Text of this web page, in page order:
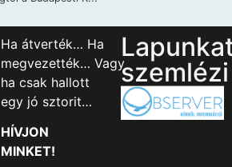
Ha átverték… Ha
megvezették… Vagy
ha csak hallott
egy jó sztorit…
HÍVJON
MINKET!
szemlézi